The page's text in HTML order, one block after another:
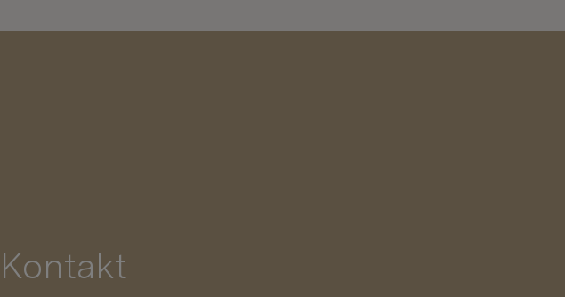
Kontakt